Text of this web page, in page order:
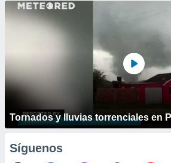
Tornados y lluvias torrenciales en
Síguenos